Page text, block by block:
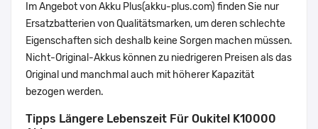
Im Angebot von Akku Plus(akku-plus.com) finden Sie nur
Ersatzbatterien von Qualitätsmarken, um deren schlechte
Eigenschaften sich deshalb keine Sorgen machen müssen.
Nicht-Original-Akkus können zu niedrigeren Preisen als das
Original und manchmal auch mit höherer Kapazität
bezogen werden.
Tipps Längere Lebenszeit Für Oukitel K10000